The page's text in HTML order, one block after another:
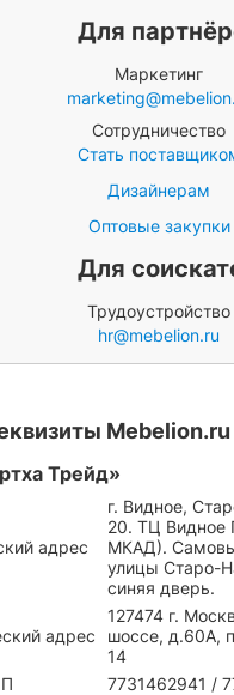
Для
Маркетинг
Сотрудничество
Стать
Дизайнерам
Оптовые закупки
Для
Трудоустройство
hr@mebelion.ru
Mebelion.ru
Трейд»
адрес
г. Видное,
20. ТЦ Видное
МКАД).
улицы Старо-
синяя дверь.
адрес
127474 г.
шоссе, д.60А,
14
7731462941 /